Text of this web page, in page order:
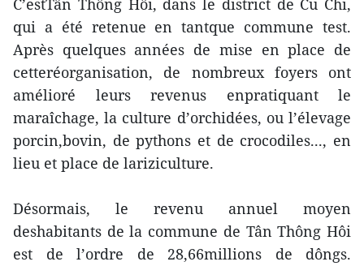
C’estTân Thông Hôi, dans le district de Cu Chi,
qui a été retenue en tantque commune test.
Après quelques années de mise en place de
cetteréorganisation, de nombreux foyers ont
amélioré leurs revenus enpratiquant le
maraîchage, la culture d’orchidées, ou l’élevage
porcin,bovin, de pythons et de crocodiles..., en
lieu et place de lariziculture.
Désormais, le revenu annuel moyen
deshabitants de la commune de Tân Thông Hôi
est de l’ordre de 28,66millions de dôngs.